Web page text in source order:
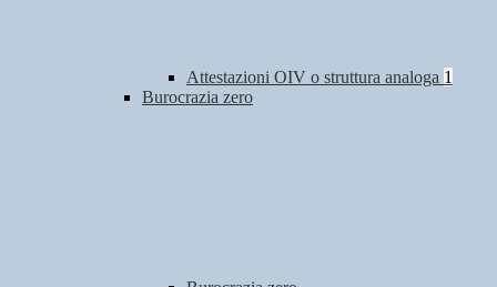
Attestazioni OIV o struttura analoga 1
Burocrazia zero